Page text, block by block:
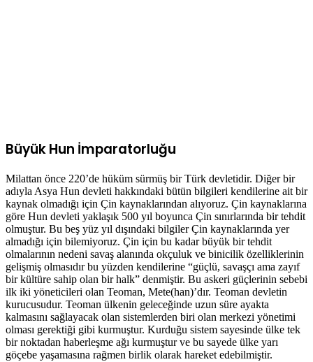
Büyük Hun İmparatorluğu
Milattan önce 220’de hüküm sürmüş bir Türk devletidir. Diğer bir
adıyla Asya Hun devleti hakkındaki bütün bilgileri kendilerine ait bir
kaynak olmadığı için Çin kaynaklarından alıyoruz. Çin kaynaklarına
göre Hun devleti yaklaşık 500 yıl boyunca Çin sınırlarında bir tehdit
olmuştur. Bu beş yüz yıl dışındaki bilgiler Çin kaynaklarında yer
almadığı için bilemiyoruz. Çin için bu kadar büyük bir tehdit
olmalarının nedeni savaş alanında okçuluk ve binicilik özelliklerinin
gelişmiş olmasıdır bu yüzden kendilerine “güçlü, savaşçı ama zayıf
bir kültüre sahip olan bir halk” denmiştir. Bu askeri güçlerinin sebebi
ilk iki yöneticileri olan Teoman, Mete(han)’dır. Teoman devletin
kurucusudur. Teoman ülkenin geleceğinde uzun süre ayakta
kalmasını sağlayacak olan sistemlerden biri olan merkezi yönetimi
olması gerektiği gibi kurmuştur. Kurduğu sistem sayesinde ülke tek
bir noktadan haberleşme ağı kurmuştur ve bu sayede ülke yarı
göçebe yaşamasına rağmen birlik olarak hareket edebilmiştir.